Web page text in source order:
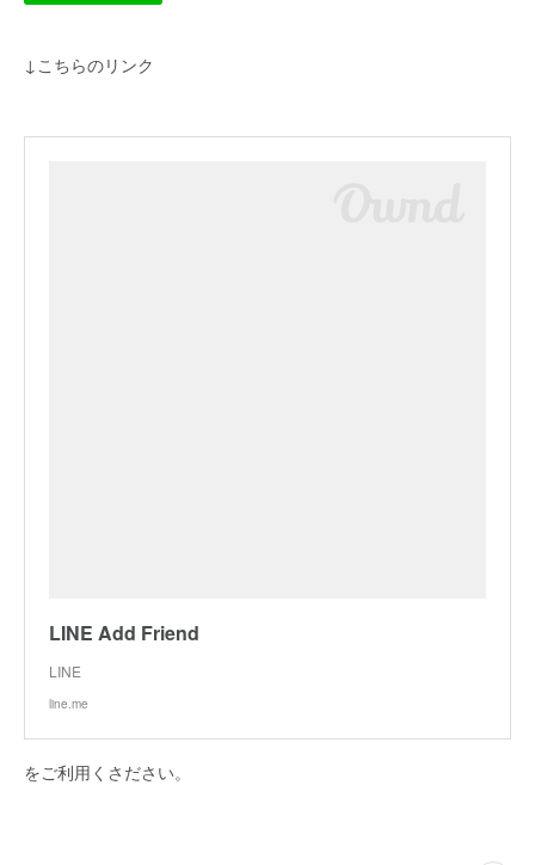
↓こちらのリンク
LINE Add Friend
LINE
line.me
をご利用くさださい。